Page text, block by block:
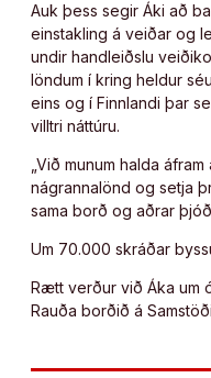
Auk þess segir Áki að
einstakling á veiðar og
undir handleiðslu
löndum í kring heldur
eins og í Finnlandi þar
villtri náttúru.
„Við munum halda
nágrannalönd og setja
sama borð og aðrar
Um 70.000 skráðar
Rætt verður við Áka um
Rauða borðið á